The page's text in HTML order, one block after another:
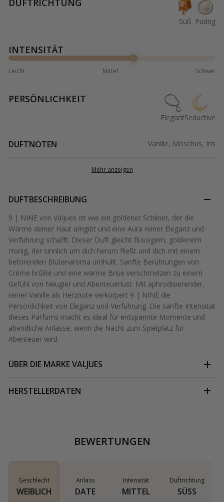
DUFTRICHTUNG
Süß Pudrig
INTENSITÄT
Leicht Mittel Schwer
PERSÖNLICHKEIT
ElegantSeductive
DUFTNOTEN Vanille, Moschus, Iris
Mehr anzeigen
DUFTBESCHREIBUNG
9 | NINE von Valjues ist wie ein goldener Schleier, der die
Wärme deiner Haut umgibt und eine Aura reiner Eleganz und
Verführung schafft. Dieser Duft gleicht flüssigem, goldenem
Honig, der sinnlich um dich herum fließt und dich mit einem
betörenden Blütenaroma umhüllt. Sanfte Berührungen von
Crème brûlée und eine warme Brise verschmelzen zu einem
Gefühl von Neugier und Abenteuerlust. Mit aphrodisierender,
reiner Vanille als Herznote verkörpert 9 | NINE die
Persönlichkeit von Eleganz und Verführung. Die sanfte Intensität
dieses Parfums macht es ideal für entspannte Momente und
abendliche Anlässe, wenn die Nacht zum Spielplatz für
Abenteuer wird.
ÜBER DIE MARKEVALJUES
HERSTELLERDATEN
BEWERTUNGEN
Geschlecht
WEIBLICH
Anlass
DATE
Intensität
MITTEL
Duftrichtung
SÜSS